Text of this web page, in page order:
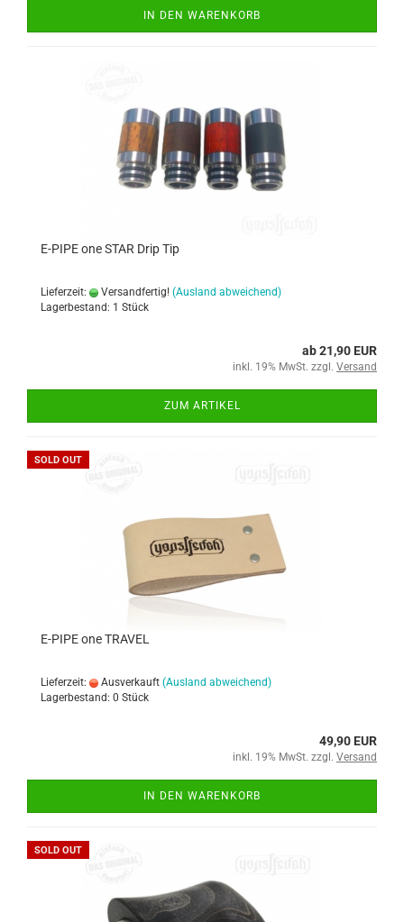
IN DEN WARENKORB
E-PIPE one STAR Drip Tip
Lieferzeit: Versandfertig! (Ausland abweichend)
Lagerbestand: 1 Stück
ab 21,90 EUR
inkl. 19% MwSt. zzgl. Versand
ZUM ARTIKEL
SOLD OUT
E-PIPE one TRAVEL
Lieferzeit: Ausverkauft (Ausland abweichend)
Lagerbestand: 0 Stück
49,90 EUR
inkl. 19% MwSt. zzgl. Versand
IN DEN WARENKORB
SOLD OUT